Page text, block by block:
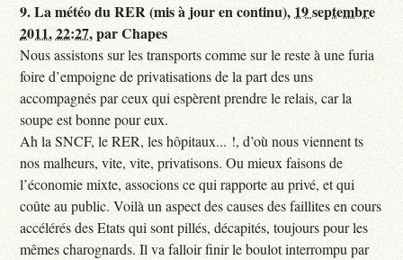
9.La météo du RER (mis à jour en continu), 19 septembre
2011, 22:27,parChapes
Nous assistons sur les transports comme sur le reste à une furia
foire d’empoigne de privatisations de la part des uns
accompagnés par ceux qui espèrent prendre le relais, car la
soupe est bonne pour eux.
Ah la SNCF, le RER, les hôpitaux... !, d’où nous viennent ts
nos malheurs, vite, vite, privatisons. Ou mieux faisons de
l’économie mixte, associons ce qui rapporte au privé, et qui
coûte au public. Voilà un aspect des causes des faillites en cours
accélérés des Etats qui sont pillés, décapités, toujours pour les
mêmes charognards. Il va falloir finir le boulot interrompu par